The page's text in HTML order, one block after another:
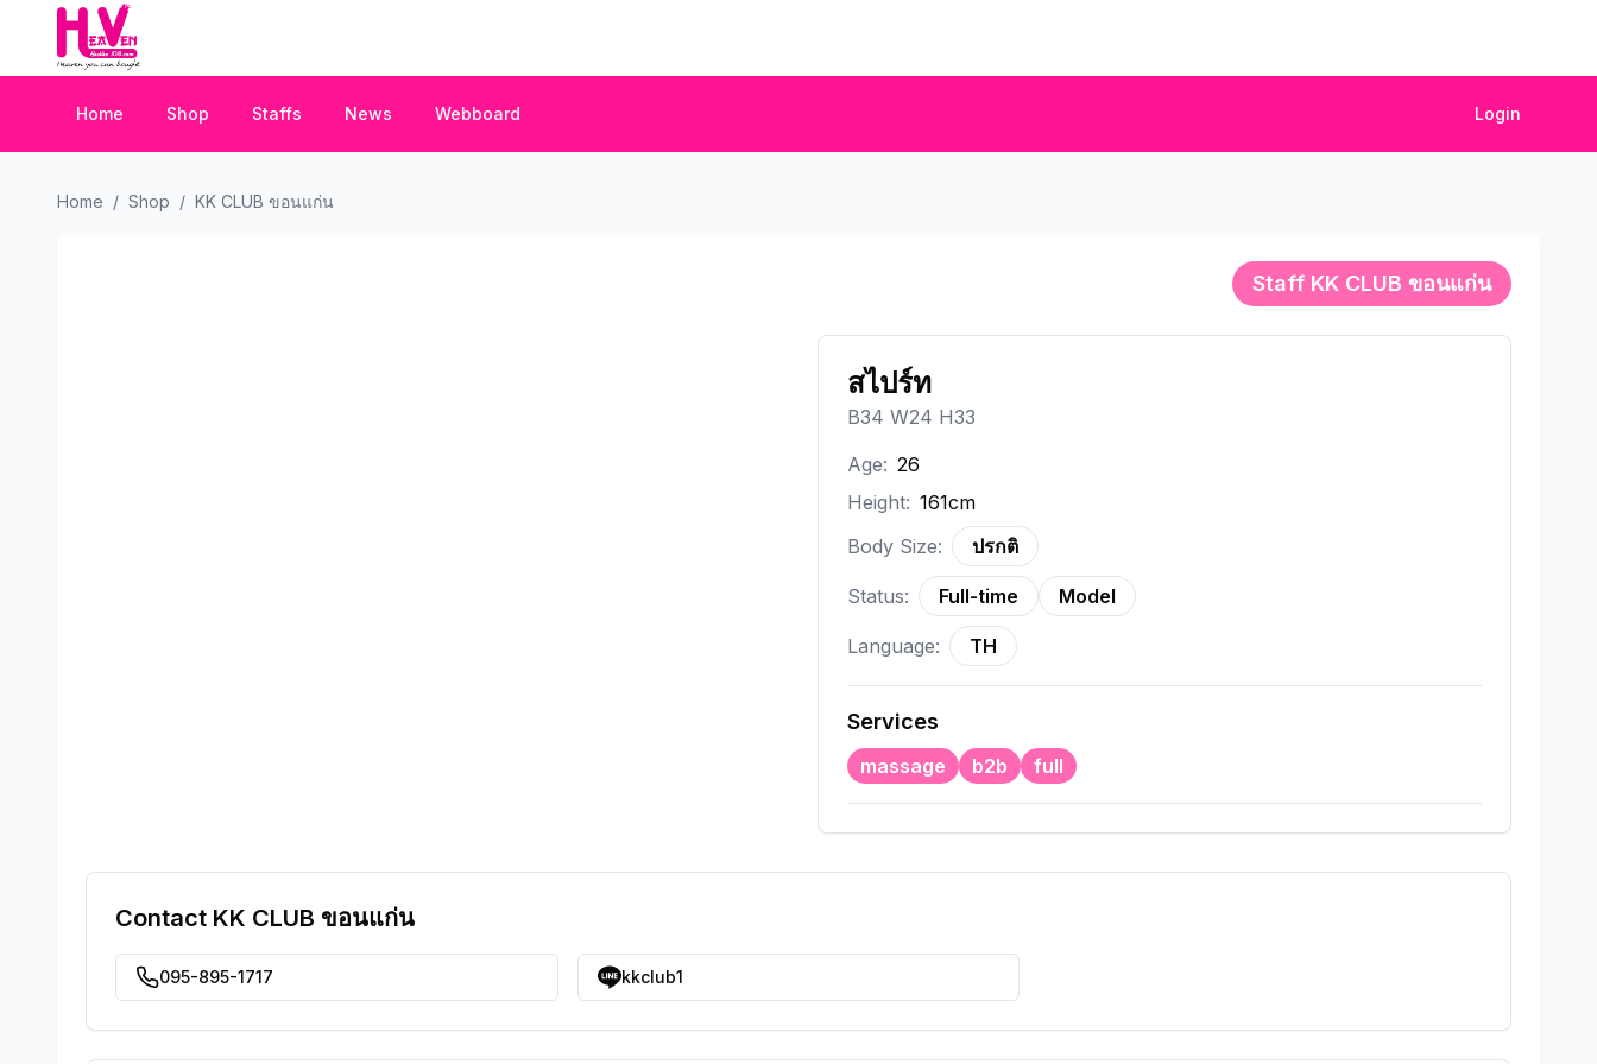
Home Shop Staffs News Webboard Login
Home / Shop / KK CLUB ขอนแก่น
Staff KK CLUB ขอนแก่น
สไปร์ท
B34 W24 H33
Age: 26
Height: 161cm
Body Size:
ปรกติ
Status: Full-time Model
Language: TH
Services
massage b2b full
Contact KK CLUB ขอนแก่น
095-895-1717 kkclub1